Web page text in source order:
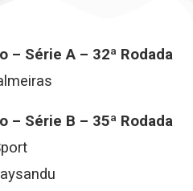
– Série A – 32ª Rodada
– Série B – 35ª Rodada